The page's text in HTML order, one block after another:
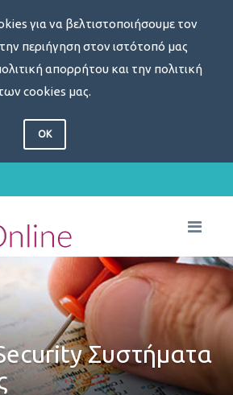
για να βελτιστοποιήσουμε τον
περιήγηση στον ιστότοπό μας
απορρήτου και την πολιτική
cookies μας.
OK
Συστήματα